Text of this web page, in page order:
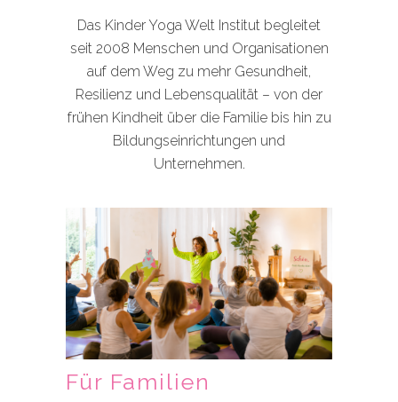
Das Kinder Yoga Welt Institut begleitet
seit 2008 Menschen und Organisationen
auf dem Weg zu mehr Gesundheit,
Resilienz und Lebensqualität – von der
frühen Kindheit über die Familie bis hin zu
Bildungseinrichtungen und
Unternehmen.
Für Familien